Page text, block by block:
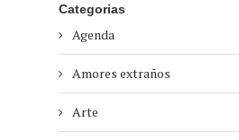
Categorias
Agenda
Amores extraños
Arte